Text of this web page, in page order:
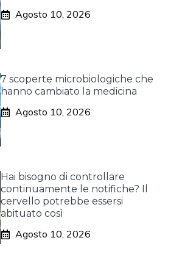
Agosto 10, 2026
7 scoperte microbiologiche che
hanno cambiato la medicina
Agosto 10, 2026
Hai bisogno di controllare
continuamente le notifiche? Il
cervello potrebbe essersi
abituato così
Agosto 10, 2026